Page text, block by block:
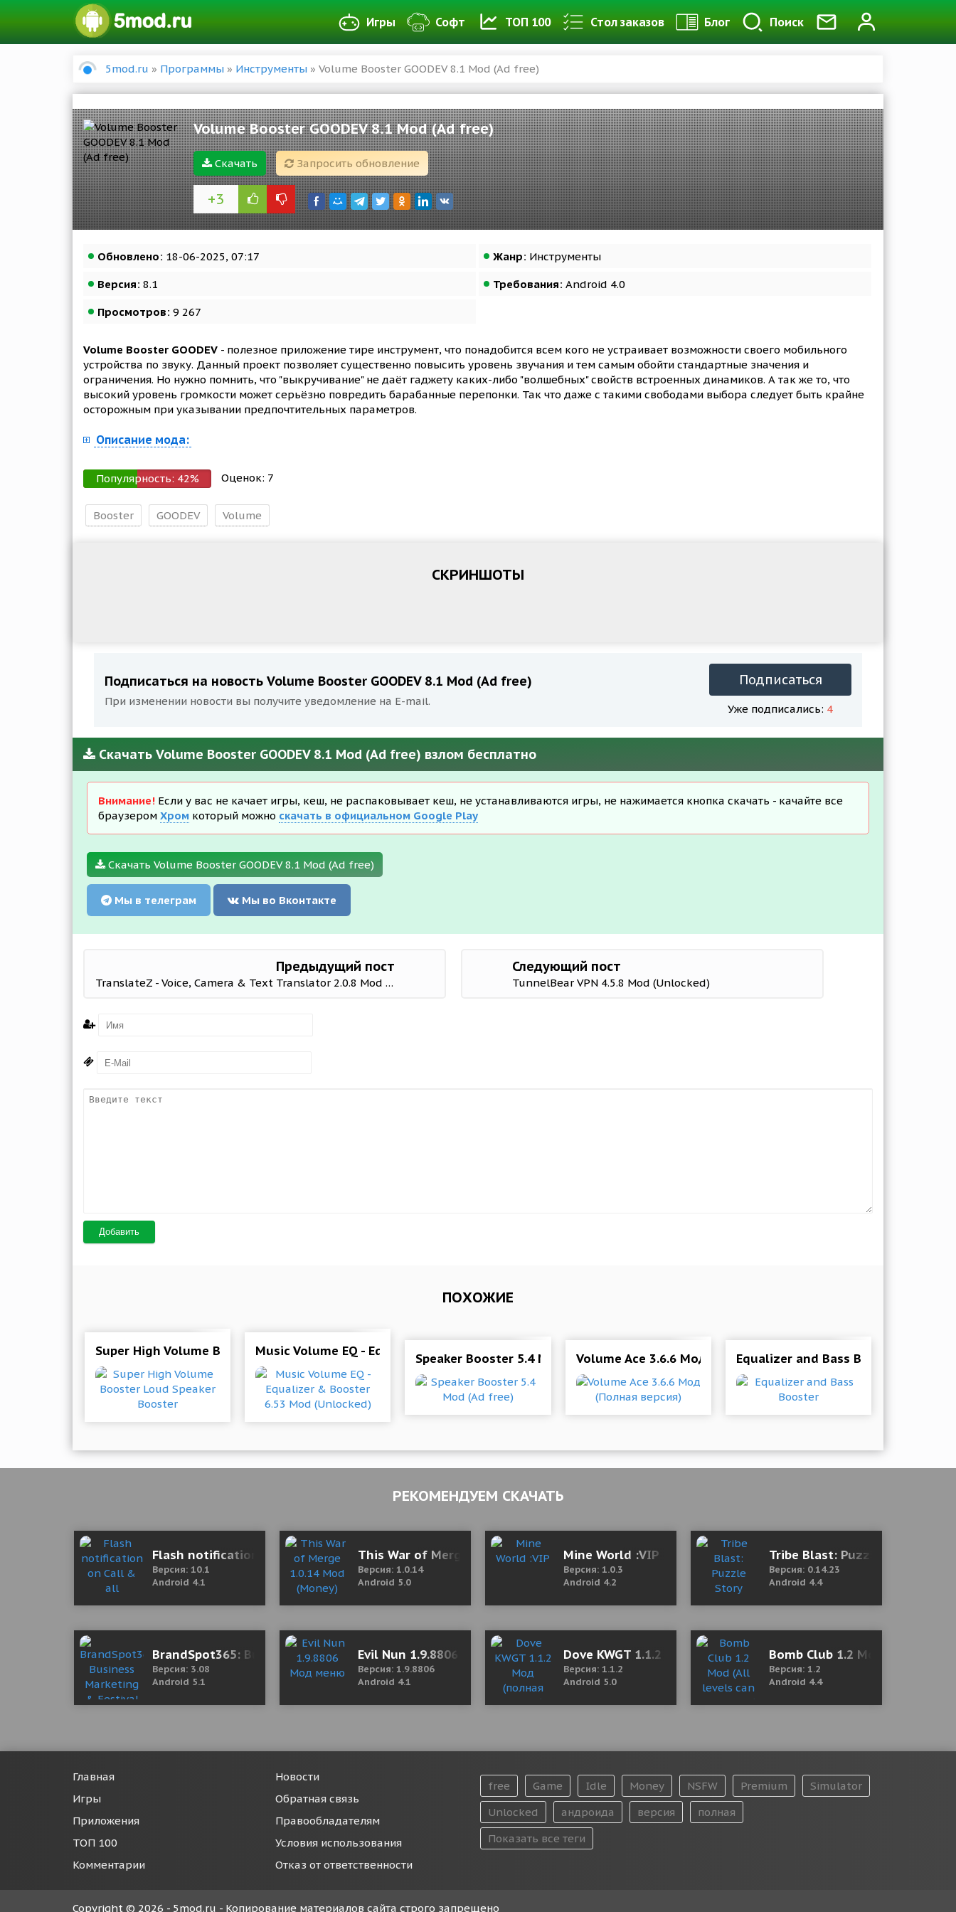
Игры Софт ТОП 100 Стол заказов Блог Поиск
5mod.ru » Программы » Инструменты » Volume Booster GOODEV 8.1 Mod (Ad free)
Volume Booster GOODEV 8.1 Mod (Ad free)
Скачать Запросить обновление
+3
Обновлено: 18-06-2025, 07:17 Жанр: Инструменты
Версия: 8.1 Требования: Android 4.0
Просмотров: 9 267
Volume Booster GOODEV - полезное приложение тире инструмент, что понадобится всем кого не устраивает возможности своего мобильного
устройства по звуку. Данный проект позволяет существенно повысить уровень звучания и тем самым обойти стандартные значения и
ограничения. Но нужно помнить, что "выкручивание" не даёт гаджету каких-либо "волшебных" свойств встроенных динамиков. А так же то, что
высокий уровень громкости может серьёзно повредить барабанные перепонки. Так что даже с такими свободами выбора следует быть крайне
осторожным при указывании предпочтительных параметров.
Описание мода:
Популярность: 42% Оценок: 7
Booster GOODEV Volume
СКРИНШОТЫ
Подписаться на новость Volume Booster GOODEV 8.1 Mod (Ad free)
При изменении новости вы получите уведомление на E-mail.
Подписаться
Уже подписались: 4
Скачать Volume Booster GOODEV 8.1 Mod (Ad free) взлом бесплатно
Внимание! Если у вас не качает игры, кеш, не распаковывает кеш, не устанавливаются игры, не нажимается кнопка скачать - качайте все
браузером Хром который можно скачать в официальном Google Play
Скачать Volume Booster GOODEV 8.1 Mod (Ad free)
Мы в телеграм Мы во Вконтакте
Предыдущий пост
TranslateZ - Voice, Camera & Text Translator 2.0.8 Mod (Pro)
Следующий пост
TunnelBear VPN 4.5.8 Mod (Unlocked)
Добавить
ПОХОЖИЕ
Super High Volume Booster Loud Speaker BoosterMusic Volume EQ - Equalizer & Booster 6.53 Mod (Unlocked)
Speaker Booster 5.4 Mod (Ad free)Volume Ace 3.6.6 Мод (Полная версия)Equalizer and Bass Booster
РЕКОМЕНДУЕМ СКАЧАТЬ
Flash notification on Call & all messages
Версия: 10.1
Android 4.1
This War of Merge 1.0.14 Mod (Money)
Версия: 1.0.14
Android 5.0
Mine World :VIP
Версия: 1.0.3
Android 4.2
Tribe Blast: Puzzle Story
Версия: 0.14.23
Android 4.4
BrandSpot365: Business Marketing & Festival Images 3.08 Mod (Premium)
Версия: 3.08
Android 5.1
Evil Nun 1.9.8806 Мод меню
Версия: 1.9.8806
Android 4.1
Dove KWGT 1.1.2 Мод (полная версия)
Версия: 1.1.2
Android 5.0
Bomb Club 1.2 Mod (All levels
Версия: 1.2
Android 4.4
Главная
Игры
Приложения
ТОП 100
Комментарии
Новости
Обратная связь
Правообладателям
Условия использования
Отказ от ответственности
free Game Idle Money NSFW Premium
Simulator
Unlocked
андроида версия
полная
Показать все теги
Copyright © 2026 - 5mod.ru - Копирование материалов сайта строго запрещено